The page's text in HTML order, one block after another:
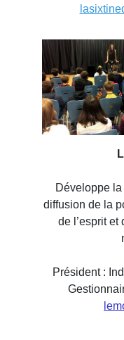
Développe
diffusion de la
de l’esprit
Président :